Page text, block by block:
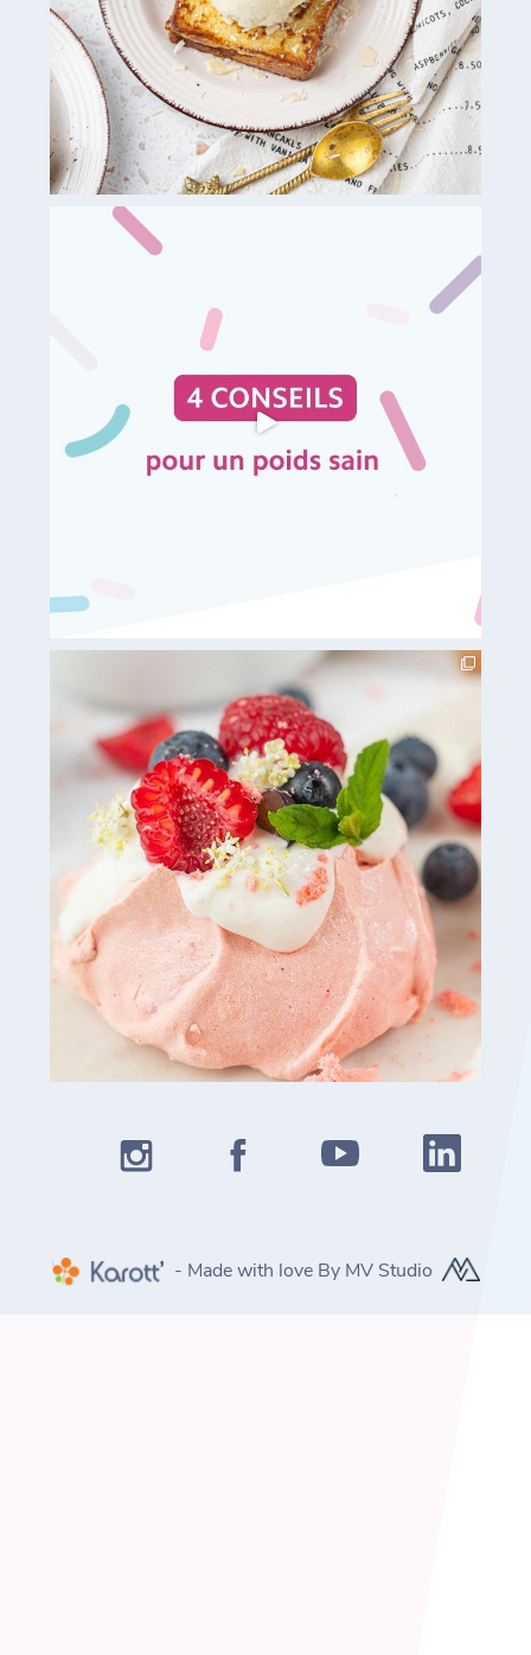
- Made with love By MV Studio